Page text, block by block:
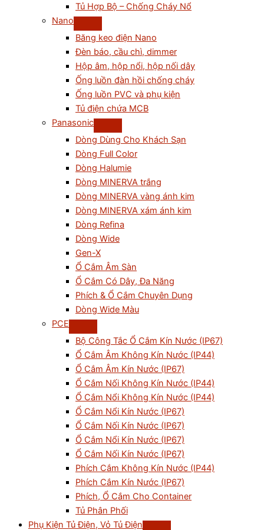
Tủ Hợp Bộ – Chống Cháy Nổ
Nano
Băng keo điện Nano
Đèn báo, cầu chì, dimmer
Hộp âm, hộp nổi, hộp nối dây
Ống luồn đàn hồi chống cháy
Ống luồn PVC và phụ kiện
Tủ điện chứa MCB
Panasonic
Dòng Dùng Cho Khách Sạn
Dòng Full Color
Dòng Halumie
Dòng MINERVA trắng
Dòng MINERVA vàng ánh kim
Dòng MINERVA xám ánh kim
Dòng Refina
Dòng Wide
Gen-X
Ổ Cắm Âm Sàn
Ổ Cắm Có Dây, Đa Năng
Phích & Ổ Cắm Chuyên Dụng
Dòng Wide Màu
PCE
Bộ Công Tắc Ổ Cắm Kín Nước (IP67)
Ổ Cắm Âm Không Kín Nước (IP44)
Ổ Cắm Âm Kín Nước (IP67)
Ổ Cắm Nối Không Kín Nước (IP44)
Ổ Cắm Nổi Không Kín Nước (IP44)
Ổ Cắm Nổi Kín Nước (IP67)
Ổ Cắm Nối Kín Nước (IP67)
Ổ Cắm Nổi Kín Nước (IP67)
Ổ Cắm Nối Kín Nước (IP67)
Phích Cắm Không Kín Nước (IP44)
Phích Cắm Kín Nước (IP67)
Phích, Ổ Cắm Cho Container
Tủ Phân Phối
Phụ Kiện Tủ Điện, Vỏ Tủ Điện